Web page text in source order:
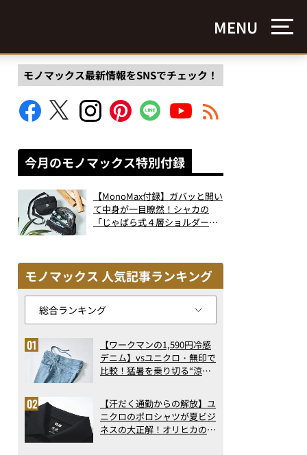
MENU
モノマックス最新情報をSNSでチェック！
今月のモノマックス特別付録
【MonoMax付録】ガバッと開い
て中身が一目瞭然！シャカの
「じゃばら式４層ショルダーバ
モノマックス 人気記事ランキング
【ワークマンの1,590円冷感
デニム】vsユニクロ・無印で
比較！猛暑を乗り切る“涼感
で決定版
【汗だく通勤からの解放】ユ
ニクロのポロシャツが夏ビジ
ネスの大正解！オリヒカの透